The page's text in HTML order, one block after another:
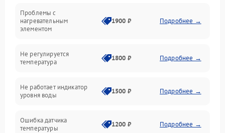
Механика
Проблемы с
нагревательным
элементом
1900 ₽ Подробнее →
Не регулируется
температура
1800 ₽ Подробнее →
Не работает индикатор
уровня воды
1500 ₽ Подробнее →
Ошибка датчика
температуры
1200 ₽ Подробнее →